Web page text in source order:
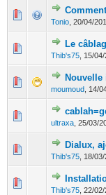
Tonio 20/04/
0
Le
Thib's75 15/
0
moumoud 14/
0
ultraxa 25/03/
0
Dialux,
Thib's75 18/
0
Thib's75 22/
0